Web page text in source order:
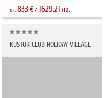
от:833€ / 1629.21 лв.
KUSTUR CLUB HOLIDAY VILLAGE